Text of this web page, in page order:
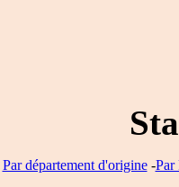
Par département d'origine-Par